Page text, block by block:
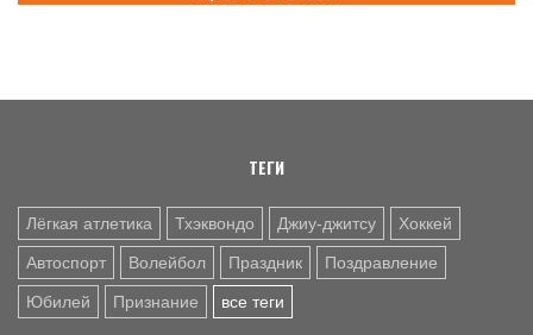
Базовый элемент. Александру Городову - 70 лет
ТЕГИ
Лёгкая атлетика Тхэквондо Джиу-джитсу Хоккей
Автоспорт Волейбол Праздник Поздравление
Юбилей Признание все теги